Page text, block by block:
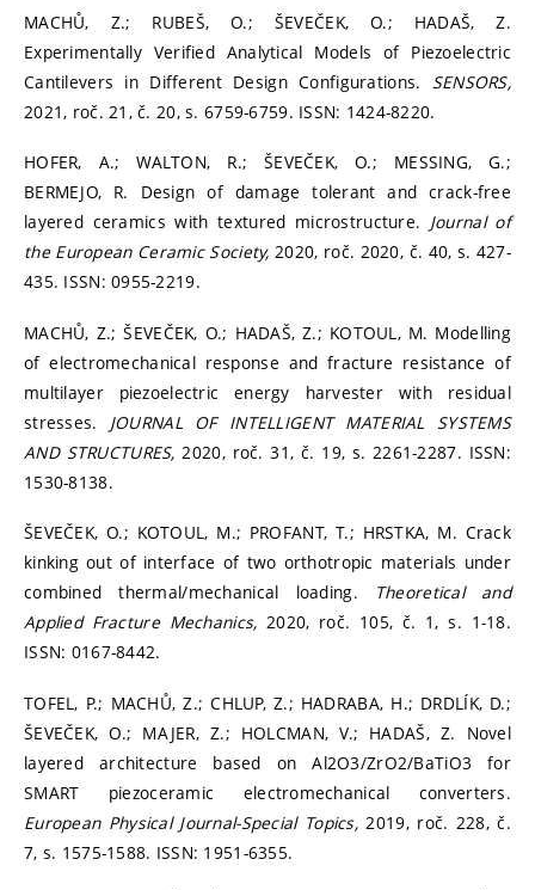
MACHŮ, Z.; RUBEŠ, O.; ŠEVEČEK, O.; HADAŠ, Z.
Experimentally Verified Analytical Models of Piezoelectric
Cantilevers in Different Design Configurations. SENSORS,
2021, roč. 21, č. 20, s. 6759-6759. ISSN: 1424-8220.
HOFER, A.; WALTON, R.; ŠEVEČEK, O.; MESSING, G.;
BERMEJO, R. Design of damage tolerant and crack-free
layered ceramics with textured microstructure. Journal of
the European Ceramic Society,2020, roč. 2020, č. 40, s. 427-
435. ISSN: 0955-2219.
MACHŮ, Z.; ŠEVEČEK, O.; HADAŠ, Z.; KOTOUL, M. Modelling
of electromechanical response and fracture resistance of
multilayer piezoelectric energy harvester with residual
stresses. JOURNAL OF INTELLIGENT MATERIAL SYSTEMS
AND STRUCTURES, 2020, roč. 31, č. 19, s. 2261-2287. ISSN:
1530-8138.
ŠEVEČEK, O.; KOTOUL, M.; PROFANT, T.; HRSTKA, M. Crack
kinking out of interface of two orthotropic materials under
combined thermal/mechanical loading.
Theoretical and
Applied Fracture Mechanics,2020, roč. 105, č. 1, s. 1-18.
ISSN: 0167-8442.
TOFEL, P.; MACHŮ, Z.; CHLUP, Z.; HADRABA, H.; DRDLÍK, D.;
ŠEVEČEK, O.; MAJER, Z.; HOLCMAN, V.; HADAŠ, Z. Novel
layered architecture based on Al2O3/ZrO2/BaTiO3 for
SMART piezoceramic electromechanical converters.
European Physical Journal-Special Topics, 2019, roč. 228, č.
7, s. 1575-1588. ISSN: 1951-6355.